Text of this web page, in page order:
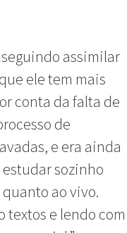
assimilar
ele tem mais
conta da falta de
de
e era ainda
sozinho
ao vivo.
textos e lendo com